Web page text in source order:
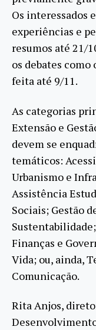
Os interessados
experiências e
resumos até 21/
os debates
feita até 9/11.
As categorias
Extensão e
devem se
temáticos:
Urbanismo e
Assistência
Sociais; Gestão
Finanças e
Vida; ou, ainda,
Comunicação.
Rita Anjos,